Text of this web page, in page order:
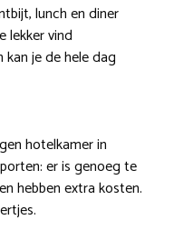
lunch en diner
lekker vind
je de hele dag
hotelkamer in
er is genoeg te
hebben extra kosten.